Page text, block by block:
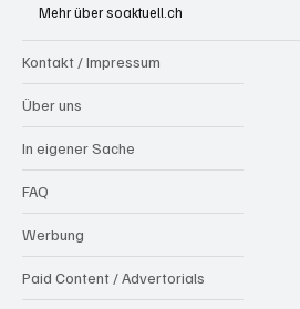
Mehr über soaktuell.ch
Kontakt / Impressum
Über uns
In eigener Sache
FAQ
Werbung
Paid Content / Advertorials